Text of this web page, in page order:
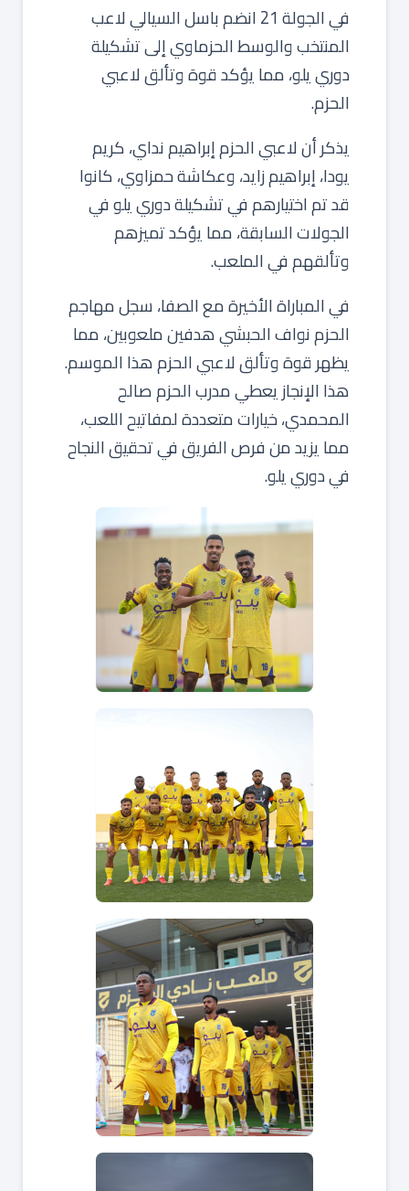
في الجولة 21 انضم باسل السيالي لاعب
المنتخب والوسط الحزماوي إلى تشكيلة
دوري يلو، مما يؤكد قوة وتألق لاعبي
الحزم.
يذكر أن لاعبي الحزم إبراهيم نداي، كريم
يودا، إبراهيم زايد، وعكاشة حمزاوي، كانوا
قد تم اختيارهم في تشكيلة دوري يلو في
الجولات السابقة، مما يؤكد تميزهم
وتألقهم في الملعب.
في المباراة الأخيرة مع الصفا، سجل مهاجم
الحزم نواف الحبشي هدفين ملعوبين، مما
يظهر قوة وتألق لاعبي الحزم هذا الموسم.
هذا الإنجاز يعطي مدرب الحزم صالح
المحمدي، خيارات متعددة لمفاتيح اللعب،
مما يزيد من فرص الفريق في تحقيق النجاح
في دوري يلو.